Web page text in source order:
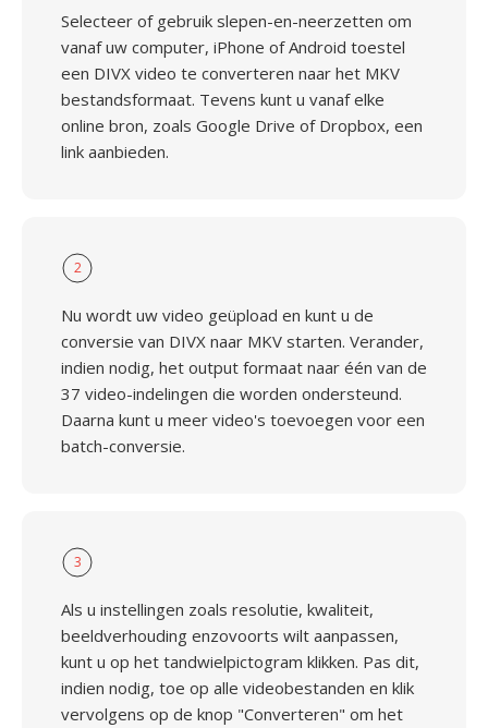
Selecteer of gebruik slepen-en-neerzetten om
vanaf uw computer, iPhone of Android toestel
een DIVX video te converteren naar het MKV
bestandsformaat. Tevens kunt u vanaf elke
online bron, zoals Google Drive of Dropbox, een
link aanbieden.
2
Nu wordt uw video geüpload en kunt u de
conversie van DIVX naar MKV starten. Verander,
indien nodig, het output formaat naar één van de
37 video-indelingen die worden ondersteund.
Daarna kunt u meer video's toevoegen voor een
batch-conversie.
3
Als u instellingen zoals resolutie, kwaliteit,
beeldverhouding enzovoorts wilt aanpassen,
kunt u op het tandwielpictogram klikken. Pas dit,
indien nodig, toe op alle videobestanden en klik
vervolgens op de knop "Converteren" om het